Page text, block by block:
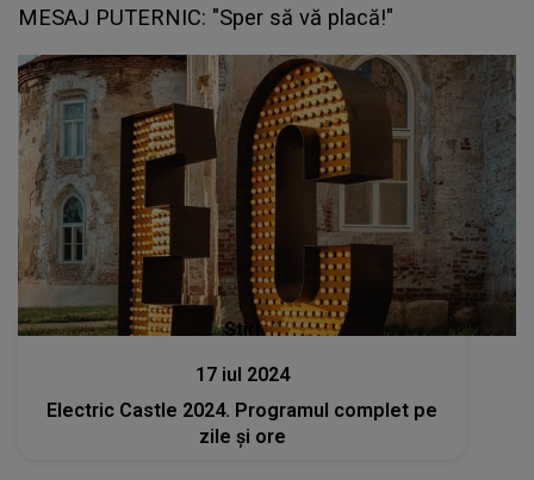
MESAJ PUTERNIC: "Sper să vă placă!"
Stiri
17 iul 2024
Electric Castle 2024. Programul complet pe
zile și ore